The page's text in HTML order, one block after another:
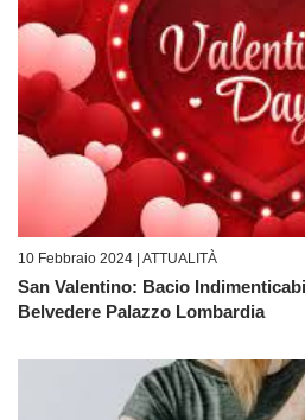
10 Febbraio 2024 | ATTUALITÀ
San Valentino: Bacio
Belvedere Palazzo Lombardia